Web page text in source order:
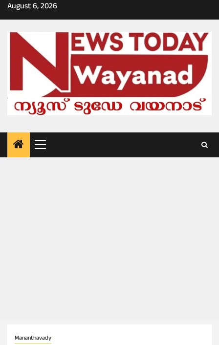
Skip
to
August 6, 2026
Primary
Menu
Mananthavady